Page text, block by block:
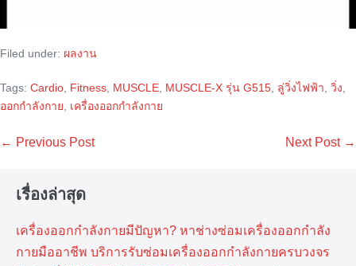
Filed under: ผลงาน
Tags: Cardio, Fitness, MUSCLE, MUSCLE-X รุ่น G515, ลู่วิ่งไฟฟ้า, วิ่ง,
ออกกำลังกาย, เครื่องออกกำลังกาย
Post
← Previous Post Next Post →
เรื่องล่าสุด
เครื่องออกกำลังกายมีปัญหา? หาช่างซ่อมเครื่องออกกำลัง
กายมืออาชีพ บริการรับซ่อมเครื่องออกกำลังกายครบวงจร